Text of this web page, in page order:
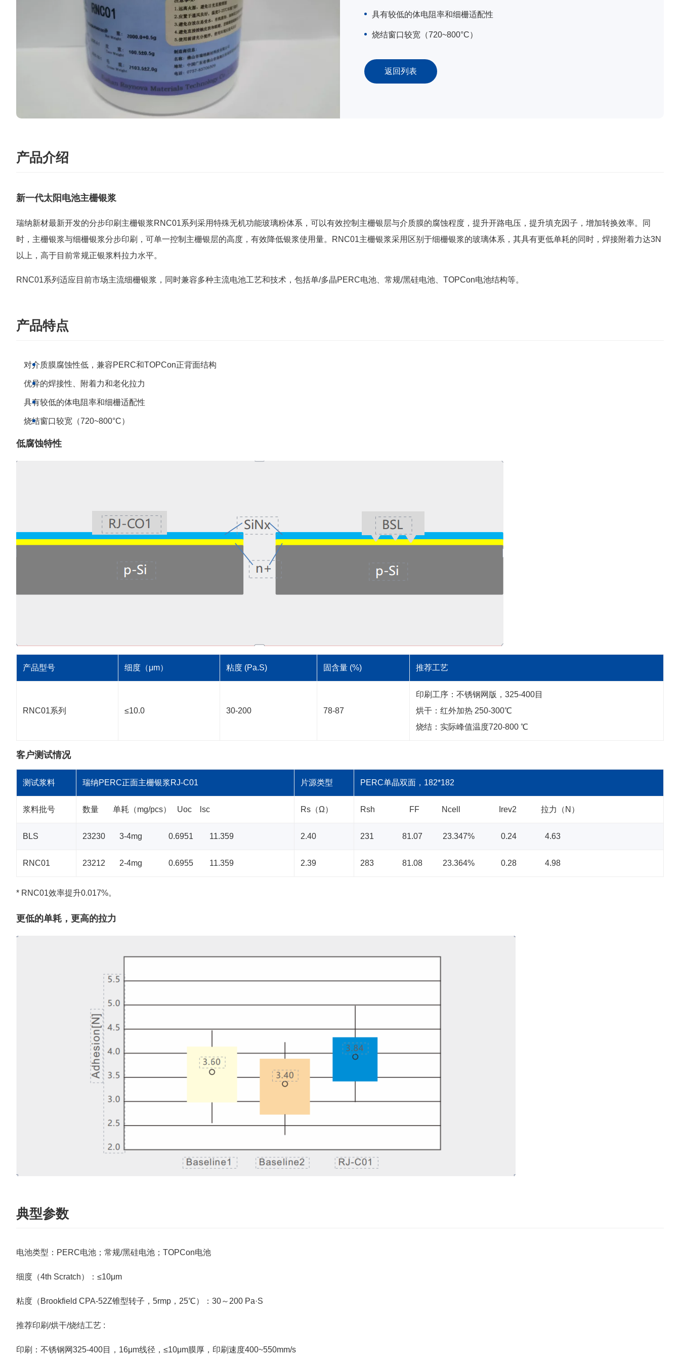
具有较低的体电阻率和细栅适配性
烧结窗口较宽（720~800°C）
返回列表
产品介绍
新一代太阳电池主栅银浆
瑞纳新材最新开发的分步印刷主栅银浆RNC01系列采用特殊无机功能玻璃粉体系，可以有效控制主栅银层与介质膜的腐蚀程度，提升开路电压，提升填充因子，增加转换效率。同
时，主栅银浆与细栅银浆分步印刷，可单一控制主栅银层的高度，有效降低银浆使用量。RNC01主栅银浆采用区别于细栅银浆的玻璃体系，其具有更低单耗的同时，焊接附着力达3N
以上，高于目前常规正银浆料拉力水平。
RNC01系列适应目前市场主流细栅银浆，同时兼容多种主流电池工艺和技术，包括单/多晶PERC电池、常规/黑硅电池、TOPCon电池结构等。
产品特点
对介质膜腐蚀性低，兼容PERC和TOPCon正背面结构
优异的焊接性、附着力和老化拉力
具有较低的体电阻率和细栅适配性
烧结窗口较宽（720~800°C）
低腐蚀特性
产品型号 细度（μm） 粘度 (Pa.S) 固含量 (%) 推荐工艺
RNC01系列 ≤10.0 30-200 78-87
印刷工序：不锈钢网版，325-400目
烘干：红外加热 250-300℃
烧结：实际峰值温度720-800 ℃
客户测试情况
测试浆料 瑞纳PERC正面主栅银浆RJ-C01 片源类型 PERC单晶双面，182*182
浆料批号 数量 单耗（mg/pcs） Uoc lsc Rs（Ω） Rsh FF Ncell Irev2 拉力（N）
BLS 23230 3-4mg 0.6951 11.359 2.40 231 81.07 23.347% 0.24 4.63
RNC01 23212 2-4mg 0.6955 11.359 2.39 283 81.08 23.364% 0.28 4.98
* RNC01效率提升0.017%。
更低的单耗，更高的拉力
典型参数
电池类型：PERC电池；常规/黑硅电池；TOPCon电池
细度（4th Scratch）：≤10μm
粘度（Brookfield CPA-52Z锥型转子，5rmp，25℃）：30～200 Pa·S
推荐印刷/烘干/烧结工艺 :
印刷：不锈钢网325-400目，16μm线径，≤10μm膜厚，印刷速度400~550mm/s